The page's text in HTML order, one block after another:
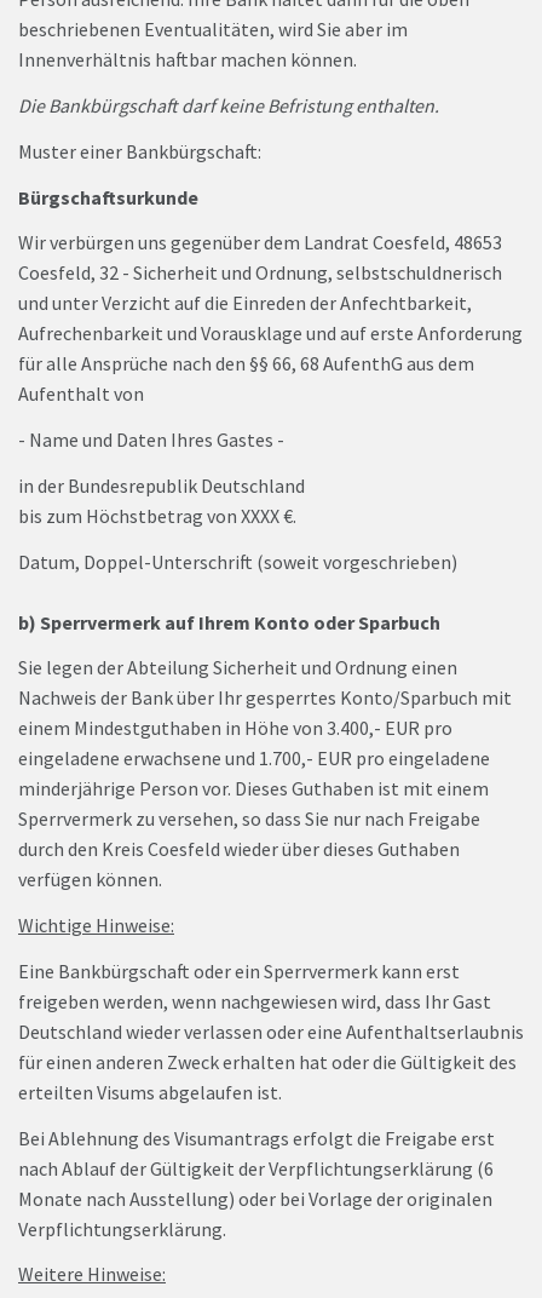
beschriebenen Eventualitäten, wird Sie aber im
Innenverhältnis haftbar machen können.
Die Bankbürgschaft darf keine Befristung enthalten.
Muster einer Bankbürgschaft:
Bürgschaftsurkunde
Wir verbürgen uns gegenüber dem Landrat Coesfeld, 48653
Coesfeld, 32 - Sicherheit und Ordnung, selbstschuldnerisch
und unter Verzicht auf die Einreden der Anfechtbarkeit,
Aufrechenbarkeit und Vorausklage und auf erste Anforderung
für alle Ansprüche nach den §§ 66, 68 AufenthG aus dem
Aufenthalt von
- Name und Daten Ihres Gastes -
in der Bundesrepublik Deutschland
bis zum Höchstbetrag von XXXX €.
Datum, Doppel-Unterschrift (soweit vorgeschrieben)
b) Sperrvermerk auf Ihrem Konto oder Sparbuch
Sie legen der Abteilung Sicherheit und Ordnung einen
Nachweis der Bank über Ihr gesperrtes Konto/Sparbuch mit
einem Mindestguthaben in Höhe von 3.400,- EUR pro
eingeladene erwachsene und 1.700,- EUR pro eingeladene
minderjährige Person vor. Dieses Guthaben ist mit einem
Sperrvermerk zu versehen, so dass Sie nur nach Freigabe
durch den Kreis Coesfeld wieder über dieses Guthaben
verfügen können.
Wichtige Hinweise:
Eine Bankbürgschaft oder ein Sperrvermerk kann erst
freigeben werden, wenn nachgewiesen wird, dass Ihr Gast
Deutschland wieder verlassen oder eine Aufenthaltserlaubnis
für einen anderen Zweck erhalten hat oder die Gültigkeit des
erteilten Visums abgelaufen ist.
Bei Ablehnung des Visumantrags erfolgt die Freigabe erst
nach Ablauf der Gültigkeit der Verpflichtungserklärung (6
Monate nach Ausstellung) oder bei Vorlage der originalen
Verpflichtungserklärung.
Weitere Hinweise: